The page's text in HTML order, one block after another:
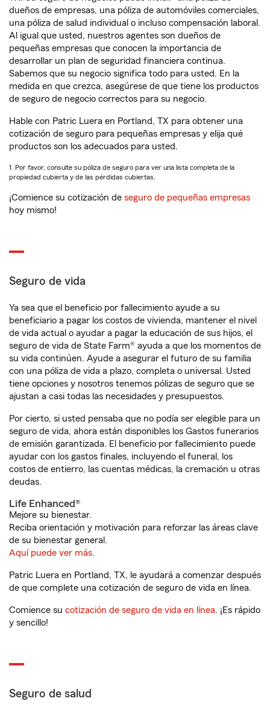
dueños de empresas, una póliza de automóviles comerciales,
una póliza de salud individual o incluso compensación laboral.
Al igual que usted, nuestros agentes son dueños de
pequeñas empresas que conocen la importancia de
desarrollar un plan de seguridad financiera continua.
Sabemos que su negocio significa todo para usted. En la
medida en que crezca, asegúrese de que tiene los productos
de seguro de negocio correctos para su negocio.
Hable con Patric Luera en Portland, TX para obtener una
cotización de seguro para pequeñas empresas y elija qué
productos son los adecuados para usted.
1. Por favor, consulte su póliza de seguro para ver una lista completa de la
propiedad cubierta y de las pérdidas cubiertas.
¡Comience su cotización de seguro de pequeñas empresas
hoy mismo!
Seguro de vida
Ya sea que el beneficio por fallecimiento ayude a su
beneficiario a pagar los costos de vivienda, mantener el nivel
de vida actual o ayudar a pagar la educación de sus hijos, el
seguro de vida de State Farm® ayuda a que los momentos de
su vida continúen. Ayude a asegurar el futuro de su familia
con una póliza de vida a plazo, completa o universal. Usted
tiene opciones y nosotros tenemos pólizas de seguro que se
ajustan a casi todas las necesidades y presupuestos.
Por cierto, si usted pensaba que no podía ser elegible para un
seguro de vida, ahora están disponibles los Gastos funerarios
de emisión garantizada. El beneficio por fallecimiento puede
ayudar con los gastos finales, incluyendo el funeral, los
costos de entierro, las cuentas médicas, la cremación u otras
deudas.
Life Enhanced®
Mejore su bienestar.
Reciba orientación y motivación para reforzar las áreas clave
de su bienestar general.
Aquí puede ver más.
Patric Luera en Portland, TX, le ayudará a comenzar después
de que complete una cotización de seguro de vida en línea.
Comience su cotización de seguro de vida en línea. ¡Es rápido
y sencillo!
Seguro de salud